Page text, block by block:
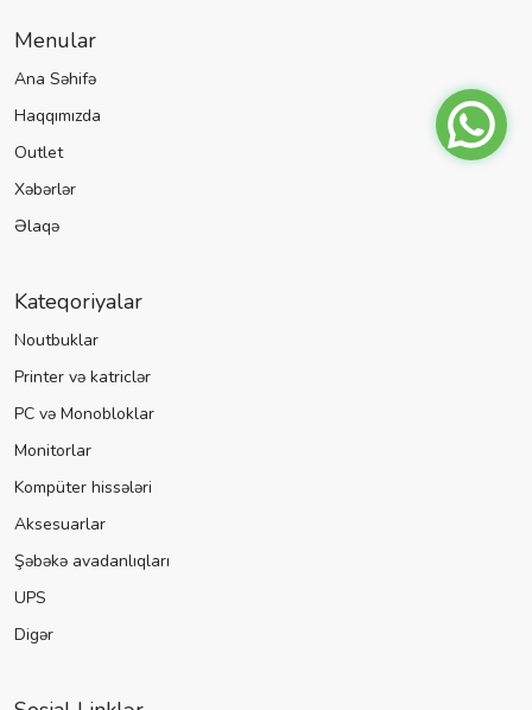
Menular
Ana Səhifə
Haqqımızda
Outlet
Xəbərlər
Əlaqə
Kateqoriyalar
Noutbuklar
Printer və katriclər
PC və Monobloklar
Monitorlar
Kompüter hissələri
Aksesuarlar
Şəbəkə avadanlıqları
UPS
Digər